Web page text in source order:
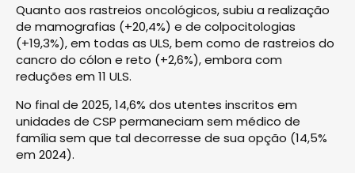
Quanto aos rastreios oncológicos, subiu a realização
de mamografias (+20,4%) e de colpocitologias
(+19,3%), em todas as ULS, bem como de rastreios do
cancro do cólon e reto (+2,6%), embora com
reduções em 11 ULS.
No final de 2025, 14,6% dos utentes inscritos em
unidades de CSP permaneciam sem médico de
família sem que tal decorresse de sua opção (14,5%
em 2024).